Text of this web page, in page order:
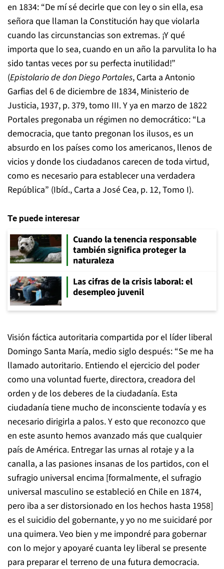
en 1834: “De mí sé decirle que con ley o sin ella, esa
señora que llaman la Constitución hay que violarla
cuando las circunstancias son extremas. ¡Y qué
importa que lo sea, cuando en un año la parvulita lo ha
sido tantas veces por su perfecta inutilidad!”
(Epistolario de don Diego Portales, Carta a Antonio
Garfias del 6 de diciembre de 1834, Ministerio de
Justicia, 1937, p. 379, tomo III. Y ya en marzo de 1822
Portales pregonaba un régimen no democrático: “La
democracia, que tanto pregonan los ilusos, es un
absurdo en los países como los americanos, llenos de
vicios y donde los ciudadanos carecen de toda virtud,
como es necesario para establecer una verdadera
República” (Ibíd., Carta a José Cea, p. 12, Tomo I).
Te puede interesar
Cuando la tenencia responsable
también significa proteger la
naturaleza
Las cifras de la crisis laboral: el
desempleo juvenil
Visión fáctica autoritaria compartida por el líder liberal
Domingo Santa María, medio siglo después: “Se me ha
llamado autoritario. Entiendo el ejercicio del poder
como una voluntad fuerte, directora, creadora del
orden y de los deberes de la ciudadanía. Esta
ciudadanía tiene mucho de inconsciente todavía y es
necesario dirigirla a palos. Y esto que reconozco que
en este asunto hemos avanzado más que cualquier
país de América. Entregar las urnas al rotaje y a la
canalla, a las pasiones insanas de los partidos, con el
sufragio universal encima [formalmente, el sufragio
universal masculino se estableció en Chile en 1874,
pero iba a ser distorsionado en los hechos hasta 1958]
es el suicidio del gobernante, y yo no me suicidaré por
una quimera. Veo bien y me impondré para gobernar
con lo mejor y apoyaré cuanta ley liberal se presente
para preparar el terreno de una futura democracia.